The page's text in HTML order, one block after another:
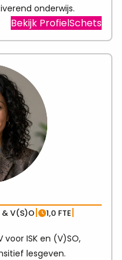
onderwijs.
Bekijk ProfielSchetsVisit
link
& V(S)O| 1,0 FTE|
ISK en (V)SO,
lesgeven.